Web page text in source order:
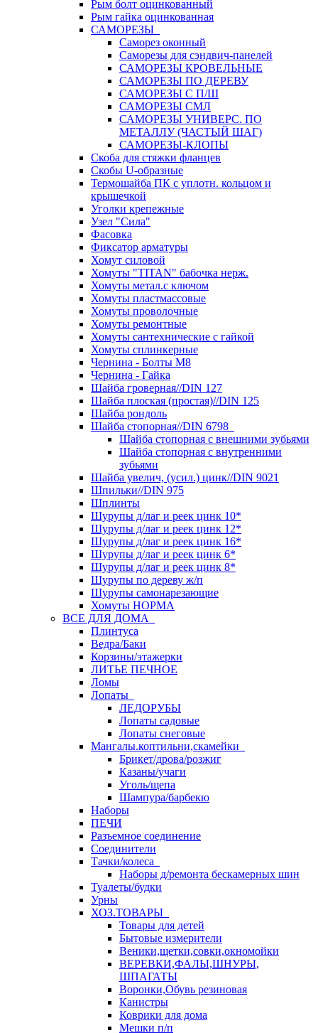
Рым болт оцинкованный
Рым гайка оцинкованная
САМОРЕЗЫ
Саморез оконный
Саморезы для сэндвич-панелей
САМОРЕЗЫ КРОВЕЛЬНЫЕ
САМОРЕЗЫ ПО ДЕРЕВУ
САМОРЕЗЫ С П/Ш
САМОРЕЗЫ СМЛ
САМОРЕЗЫ УНИВЕРС. ПО
МЕТАЛЛУ (ЧАСТЫЙ ШАГ)
САМОРЕЗЫ-КЛОПЫ
Скоба для стяжки фланцев
Скобы U-образные
Термошайба ПК с уплотн. кольцом и
крышечкой
Уголки крепежные
Узел "Сила"
Фасовка
Фиксатор арматуры
Хомут силовой
Хомуты "TITAN" бабочка нерж.
Хомуты метал.с ключом
Хомуты пластмассовые
Хомуты проволочные
Хомуты ремонтные
Хомуты сантехнические с гайкой
Хомуты сплинкерные
Чернина - Болты М8
Чернина - Гайка
Шайба гроверная//DIN 127
Шайба плоская (простая)//DIN 125
Шайба рондоль
Шайба стопорная//DIN 6798
Шайба стопорная с внешними зубьями
Шайба стопорная с внутренними
зубьями
Шайба увелич, (усил.) цинк//DIN 9021
Шпильки//DIN 975
Шплинты
Шурупы д/лаг и реек цинк 10*
Шурупы д/лаг и реек цинк 12*
Шурупы д/лаг и реек цинк 16*
Шурупы д/лаг и реек цинк 6*
Шурупы д/лаг и реек цинк 8*
Шурупы по дереву ж/п
Шурупы самонарезающие
Хомуты НОРМА
ВСЕ ДЛЯ ДОМА
Плинтуса
Ведра/Баки
Корзины/этажерки
ЛИТЬЕ ПЕЧНОЕ
Ломы
Лопаты
ЛЕДОРУБЫ
Лопаты садовые
Лопаты снеговые
Мангалы.коптильни,скамейки
Брикет/дрова/розжиг
Казаны/учаги
Уголь/щепа
Шампура/барбекю
Наборы
ПЕЧИ
Разъемное соединение
Соединители
Тачки/колеса
Наборы д/ремонта бескамерных шин
Туалеты/будки
Урны
ХОЗ.ТОВАРЫ
Товары для детей
Бытовые измерители
Веники,щетки,совки,окномойки
ВЕРЕВКИ,ФАЛЫ,ШНУРЫ,
ШПАГАТЫ
Воронки,Обувь резиновая
Канистры
Коврики для дома
Мешки п/п